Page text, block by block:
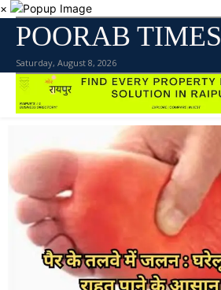
×
POORAB TIMES
Saturday, August 8, 2026